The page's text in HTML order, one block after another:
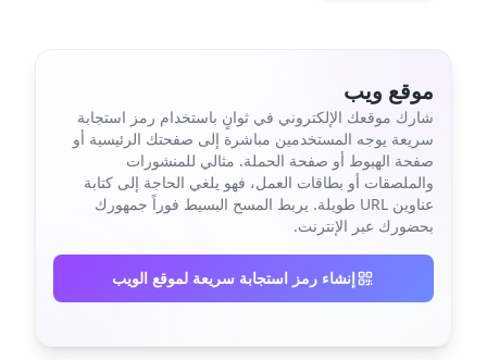
موقع ويب
شارك موقعك الإلكتروني في ثوانٍ باستخدام رمز استجابة
سريعة يوجه المستخدمين مباشرة إلى صفحتك الرئيسية أو
صفحة الهبوط أو صفحة الحملة. مثالي للمنشورات
والملصقات أو بطاقات العمل، فهو يلغي الحاجة إلى كتابة
عناوين URL طويلة. يربط المسح البسيط فوراً جمهورك
بحضورك عبر الإنترنت.
إنشاء رمز استجابة سريعة لموقع الويب